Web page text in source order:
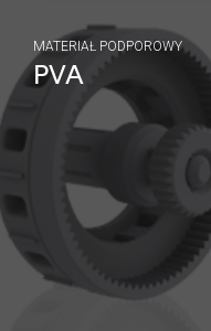
MATERIAŁ PODPOROWY
PVA